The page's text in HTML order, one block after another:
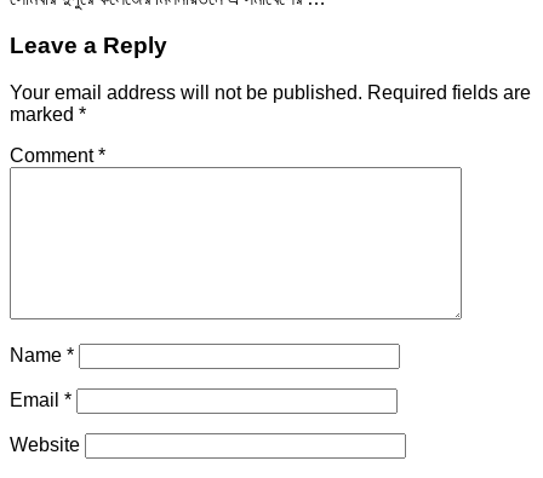
Leave a Reply
Your email address will not be published. Required fields are
marked *
Comment*
Name *
Email *
Website